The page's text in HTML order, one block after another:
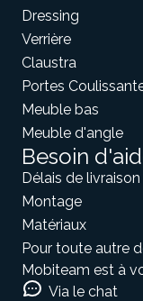
Dressing
Verrière
Claustra
Portes
Meuble bas
Meuble d'angle
Besoin
Délais de livraison
Montage
Matériaux
Pour toute autre
Mobiteam est à
Via le chat